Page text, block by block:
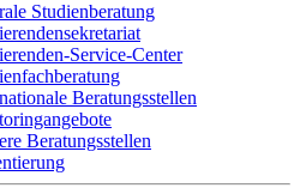
Studienberatung
Service-Center
Beratungsstellen
Beratungsstellen